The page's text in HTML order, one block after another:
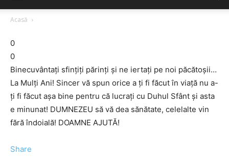
Acasă
0
0
Binecuvântați sfințiți părinți și ne iertați pe noi păcătoșii…
La Mulți Ani! Sincer vă spun orice a ți fi făcut în viață nu a-
ți fi făcut așa bine pentru că lucrați cu Duhul Sfânt și asta
e minunat! DUMNEZEU să vă dea sănătate, celelalte vin
fără îndoială! DOAMNE AJUTĂ!
Share